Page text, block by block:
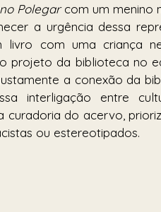
Polegar com um menino
a urgência dessa
livro com uma criança
projeto da biblioteca no
a conexão da
interligação entre
curadoria do acervo,
ou estereotipados.